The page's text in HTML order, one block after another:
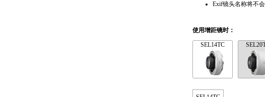
Exif镜头名称将不会
使用增距镜时：
SEL14TC